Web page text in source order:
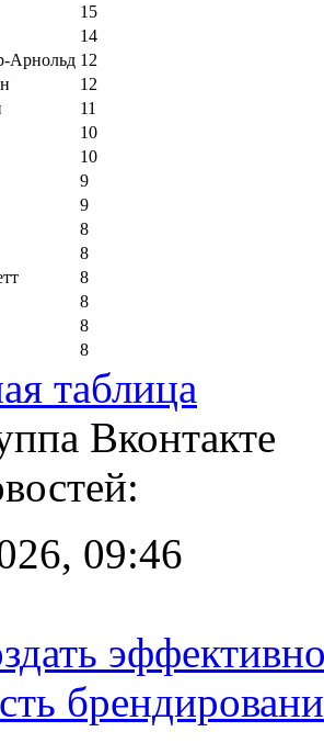
15
14
Арнольд 12
12
11
10
10
9
9
8
8
8
8
8
8
таблица
Вконтакте
09:46